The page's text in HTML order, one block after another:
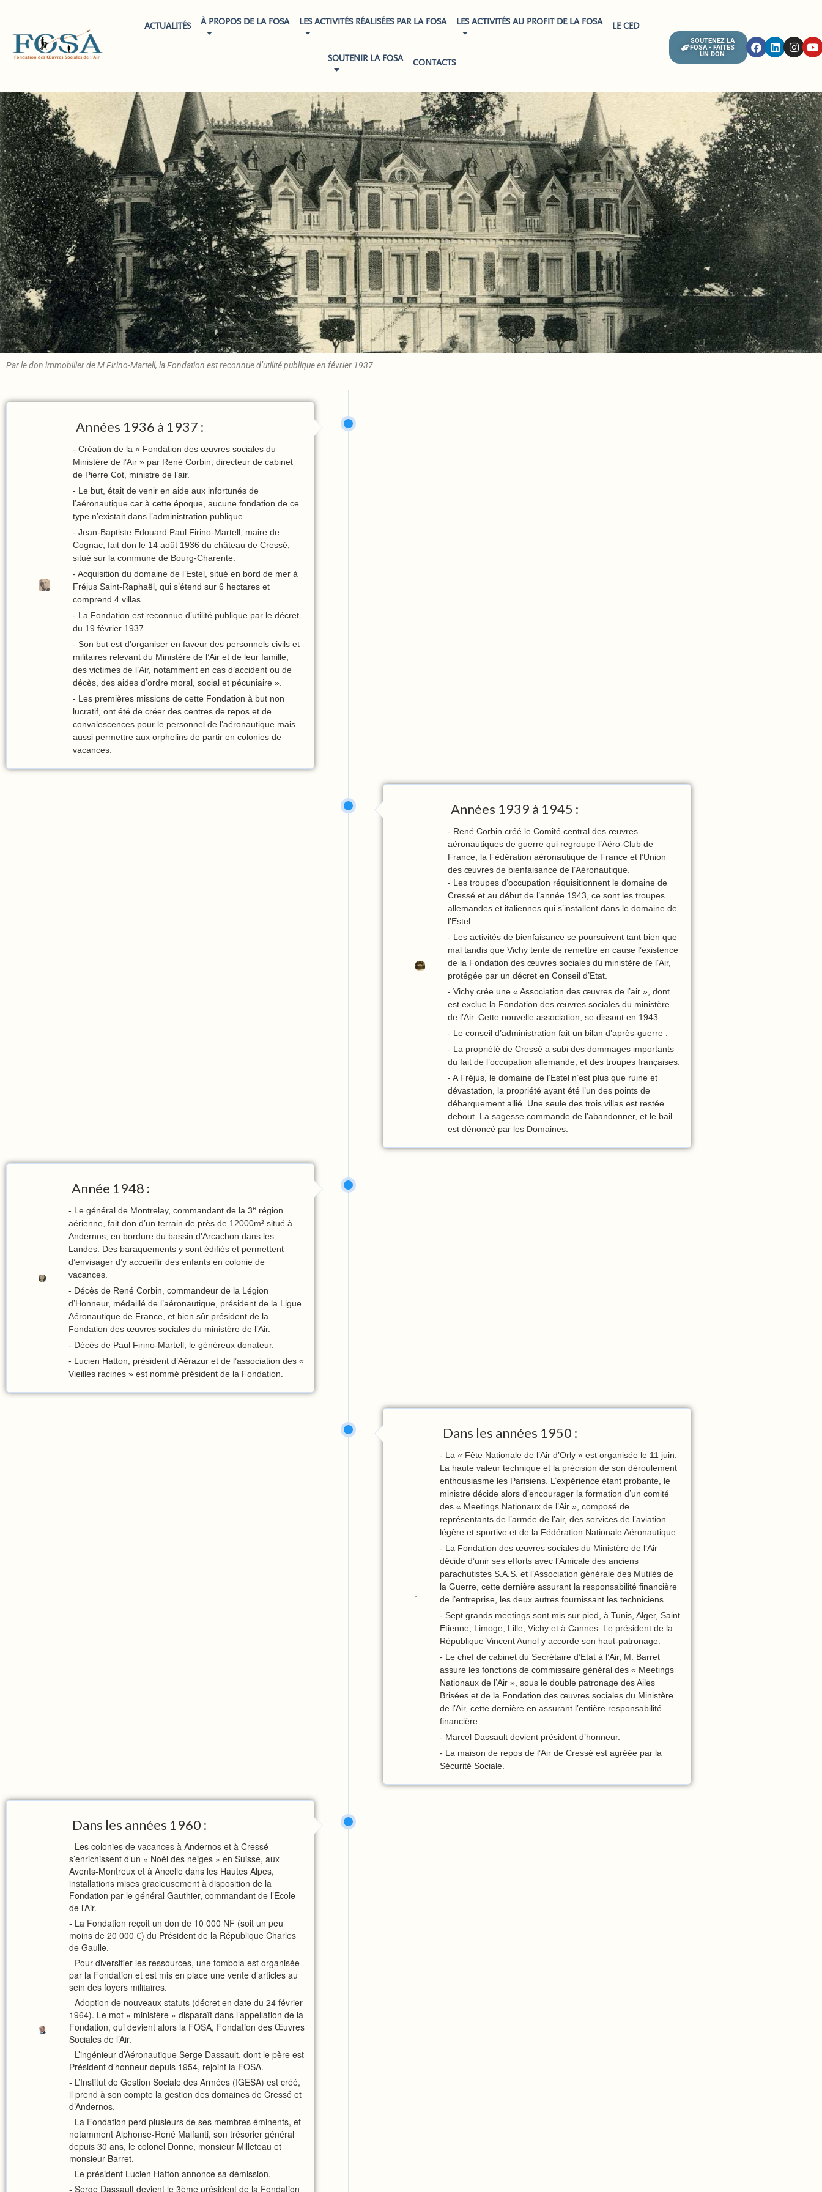
ACTUALITÉS
À PROPOS DE LA FOSA LES ACTIVITÉS RÉALISÉES PAR LA FOSA LES ACTIVITÉS AU PROFIT DE LA FOSA
LE CED
SOUTENIR LA FOSA
CONTACTS
SOUTENEZ LA
FOSA - FAITES
UN DON
Par le don immobilier de M Firino-Martell, la Fondation est reconnue d’utilité publique en février 1937
Années 1936 à 1937 :
- Création de la « Fondation des œuvres sociales du
Ministère de l’Air » par René Corbin, directeur de cabinet
de Pierre Cot, ministre de l’air.
- Le but, était de venir en aide aux infortunés de
l’aéronautique car à cette époque, aucune fondation de ce
type n’existait dans l’administration publique.
- Jean-Baptiste Edouard Paul Firino-Martell, maire de
Cognac, fait don le 14 août 1936 du château de Cressé,
situé sur la commune de Bourg-Charente.
- Acquisition du domaine de l’Estel, situé en bord de mer à
Fréjus Saint-Raphaël, qui s’étend sur 6 hectares et
comprend 4 villas.
- La Fondation est reconnue d’utilité publique par le décret
du 19 février 1937.
- Son but est d’organiser en faveur des personnels civils et
militaires relevant du Ministère de l’Air et de leur famille,
des victimes de l’Air, notamment en cas d’accident ou de
décès, des aides d’ordre moral, social et pécuniaire ».
- Les premières missions de cette Fondation à but non
lucratif, ont été de créer des centres de repos et de
convalescences pour le personnel de l’aéronautique mais
aussi permettre aux orphelins de partir en colonies de
vacances.
Années 1939 à 1945 :
- René Corbin créé le Comité central des œuvres
aéronautiques de guerre qui regroupe l’Aéro-Club de
France, la Fédération aéronautique de France et l’Union
des œuvres de bienfaisance de l’Aéronautique.
- Les troupes d’occupation réquisitionnent le domaine de
Cressé et au début de l’année 1943, ce sont les troupes
allemandes et italiennes qui s’installent dans le domaine de
l’Estel.
- Les activités de bienfaisance se poursuivent tant bien que
mal tandis que Vichy tente de remettre en cause l’existence
de la Fondation des œuvres sociales du ministère de l’Air,
protégée par un décret en Conseil d’Etat.
- Vichy crée une « Association des œuvres de l’air », dont
est exclue la Fondation des œuvres sociales du ministère
de l’Air. Cette nouvelle association, se dissout en 1943.
- Le conseil d’administration fait un bilan d’après-guerre :
- La propriété de Cressé a subi des dommages importants
du fait de l’occupation allemande, et des troupes françaises.
- A Fréjus, le domaine de l’Estel n’est plus que ruine et
dévastation, la propriété ayant été l’un des points de
débarquement allié. Une seule des trois villas est restée
debout. La sagesse commande de l’abandonner, et le bail
est dénoncé par les Domaines.
Année 1948 :
- Le général de Montrelay, commandant de la 3e région
aérienne, fait don d’un terrain de près de 12000m² situé à
Andernos, en bordure du bassin d’Arcachon dans les
Landes. Des baraquements y sont édifiés et permettent
d’envisager d’y accueillir des enfants en colonie de
vacances.
- Décès de René Corbin, commandeur de la Légion
d’Honneur, médaillé de l’aéronautique, président de la Ligue
Aéronautique de France, et bien sûr président de la
Fondation des œuvres sociales du ministère de l’Air.
- Décès de Paul Firino-Martell, le généreux donateur.
- Lucien Hatton, président d’Aérazur et de l’association des «
Vieilles racines » est nommé président de la Fondation.
Dans les années 1950 :
- La « Fête Nationale de l’Air d’Orly » est organisée le 11 juin.
La haute valeur technique et la précision de son déroulement
enthousiasme les Parisiens. L’expérience étant probante, le
ministre décide alors d’encourager la formation d’un comité
des « Meetings Nationaux de l’Air », composé de
représentants de l’armée de l’air, des services de l’aviation
légère et sportive et de la Fédération Nationale Aéronautique.
- La Fondation des œuvres sociales du Ministère de l‘Air
décide d’unir ses efforts avec l’Amicale des anciens
parachutistes S.A.S. et l’Association générale des Mutilés de
la Guerre, cette dernière assurant la responsabilité financière
de l’entreprise, les deux autres fournissant les techniciens.
- Sept grands meetings sont mis sur pied, à Tunis, Alger, Saint
Etienne, Limoge, Lille, Vichy et à Cannes. Le président de la
République Vincent Auriol y accorde son haut-patronage.
- Le chef de cabinet du Secrétaire d’Etat à l’Air, M. Barret
assure les fonctions de commissaire général des « Meetings
Nationaux de l’Air », sous le double patronage des Ailes
Brisées et de la Fondation des œuvres sociales du Ministère
de l’Air, cette dernière en assurant l’entière responsabilité
financière.
- Marcel Dassault devient président d’honneur.
- La maison de repos de l’Air de Cressé est agréée par la
Sécurité Sociale.
Dans les années 1960 :
- Les colonies de vacances à Andernos et à Cressé
s’enrichissent d’un « Noël des neiges » en Suisse, aux
Avents-Montreux et à Ancelle dans les Hautes Alpes,
installations mises gracieusement à disposition de la
Fondation par le général Gauthier, commandant de l’Ecole
de l’Air.
- La Fondation reçoit un don de 10 000 NF (soit un peu
moins de 20 000 €) du Président de la République Charles
de Gaulle.
- Pour diversifier les ressources, une tombola est organisée
par la Fondation et est mis en place une vente d’articles au
sein des foyers militaires.
- Adoption de nouveaux statuts (décret en date du 24 février
1964). Le mot « ministère » disparaît dans l’appellation de la
Fondation, qui devient alors la FOSA, Fondation des Œuvres
Sociales de l’Air.
- L’ingénieur d’Aéronautique Serge Dassault, dont le père est
Président d’honneur depuis 1954, rejoint la FOSA.
- L’Institut de Gestion Sociale des Armées (IGESA) est créé,
il prend à son compte la gestion des domaines de Cressé et
d’Andernos.
- La Fondation perd plusieurs de ses membres éminents, et
notamment Alphonse-René Malfanti, son trésorier général
depuis 30 ans, le colonel Donne, monsieur Milleteau et
monsieur Barret.
- Le président Lucien Hatton annonce sa démission.
- Serge Dassault devient le 3ème président de la Fondation